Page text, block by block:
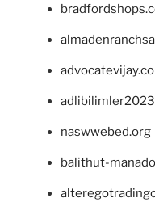
naswwebed.org
balithut-